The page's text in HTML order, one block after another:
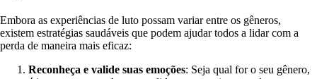
Embora as experiências de luto possam variar entre os gêneros,
existem estratégias saudáveis que podem ajudar todos a lidar com a
perda de maneira mais eficaz:
Reconheça e valide suas emoções: Seja qual for o seu gênero,